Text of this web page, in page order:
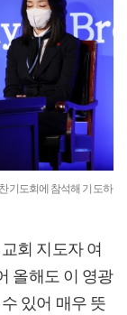
기도회에 참석해 기도하
회 지도자 여
올해도 이 영광
있어 매우 뜻